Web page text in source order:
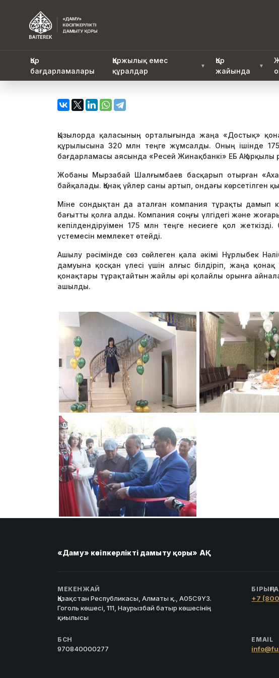
Қор
бағдарламалары
Қаржылық емес
құралдар
▼
Қор
жайында
▼
Қызылорда қаласының орталығында жаңа «Достық»
құрылысына 320 млн теңге жұмсалды. Оның ішінде
бағдарламасы аясында «Ресей Жинақбанкі» ЕБ АҚ арқылы
Жобаны Мырзабай Шалғымбаев басқарып отырған
байқалады. Қонақ үйлер саны артып, ондағы көрсетілген
Міне сондықтан да аталған компания тұрақты дамып
бағытты қолға алды. Компания соңғы үлгідегі және
кепілдендіруімен 175 млн теңге несиеге қол
үстемесін мемлекет өтейді.
Ашылу рәсімінде сөз сөйлеген қала әкімі Нұрлыбек
дамуына қосқан үлесі үшін алғыс білдіріп, жаңа
қонақтары тұрақтайтын жайлы әрі қолайлы орынға
ашылды.
«Даму» кәсіпкерлікті дамыту қоры» АҚ
МЕКЕНЖАЙ
Қазақстан Республикасы, Алматы қ., A05C9Y3.
Гоголь көшесі, 111, Наурызбай батыр көшесінің
қиылысы
+7
БСН
970840000277
EMAIL